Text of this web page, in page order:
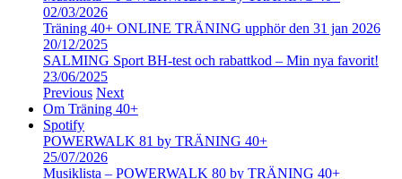
02/03/2026
Träning 40+ ONLINE TRÄNING upphör den 31 jan 2026
20/12/2025
SALMING Sport BH-test och rabattkod – Min nya favorit!
23/06/2025
Previous Next
Om Träning 40+
Spotify
POWERWALK 81 by TRÄNING 40+
25/07/2026
Musiklista – POWERWALK 80 by TRÄNING 40+